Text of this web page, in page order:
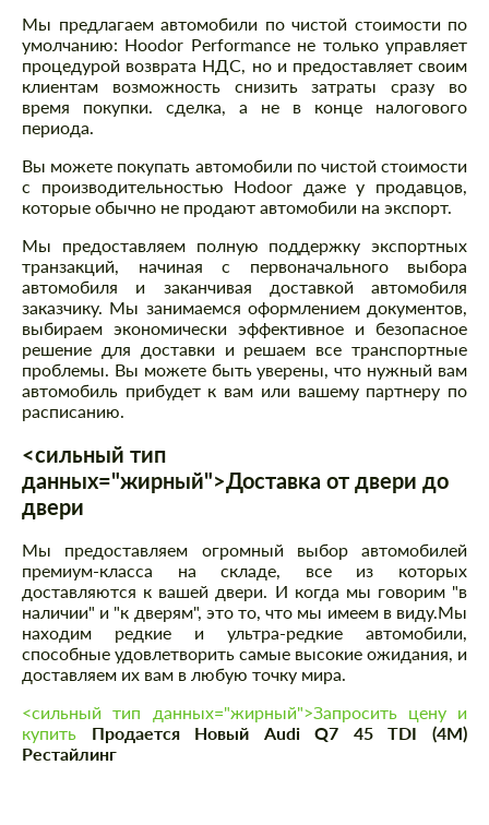
Мы предлагаем автомобили по чистой стоимости по
умолчанию: Hoodor Performance не только управляет
процедурой возврата НДС, но и предоставляет своим
клиентам возможность снизить затраты сразу во
время покупки. сделка, а не в конце налогового
периода.
Вы можете покупать автомобили по чистой стоимости
с производительностью Hodoor даже у продавцов,
которые обычно не продают автомобили на экспорт.
Мы предоставляем полную поддержку экспортных
транзакций, начиная с первоначального выбора
автомобиля и заканчивая доставкой автомобиля
заказчику. Мы занимаемся оформлением документов,
выбираем экономически эффективное и безопасное
решение для доставки и решаем все транспортные
проблемы. Вы можете быть уверены, что нужный вам
автомобиль прибудет к вам или вашему партнеру по
расписанию.
<сильный тип
данных="жирный">Доставка от двери до
двери
Мы предоставляем огромный выбор автомобилей
премиум-класса на складе, все из которых
доставляются к вашей двери. И когда мы говорим "в
наличии" и "к дверям", это то, что мы имеем в виду.Мы
находим редкие и ультра-редкие автомобили,
способные удовлетворить самые высокие ожидания, и
доставляем их вам в любую точку мира.
<сильный тип данных="жирный">Запросить цену и
купить Продается Новый Audi Q7 45 TDI (4M)
Рестайлинг